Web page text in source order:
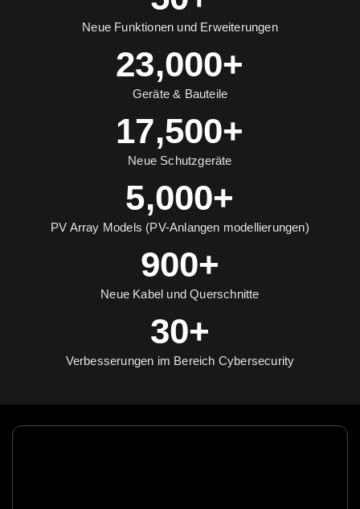
Neue Funktionen und Erweiterungen
23,000+
Geräte & Bauteile
17,500+
Neue Schutzgeräte
5,000+
PV Array Models (PV-Anlangen modellierungen)
900+
Neue Kabel und Querschnitte
30+
Verbesserungen im Bereich Cybersecurity